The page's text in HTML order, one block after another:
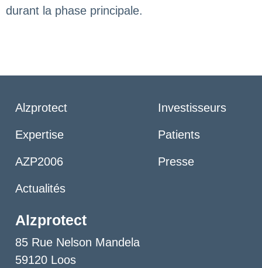
durant la phase principale.
Alzprotect
Expertise
AZP2006
Actualités
Investisseurs
Patients
Presse
Alzprotect
85 Rue Nelson Mandela
59120 Loos